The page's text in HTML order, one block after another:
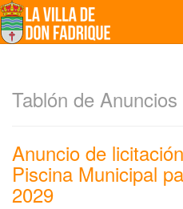
Tablón de Anuncios
Anuncio de
Piscina Municipal
2029